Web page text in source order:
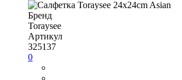
Бренд
Toraysee
Артикул
325137
0